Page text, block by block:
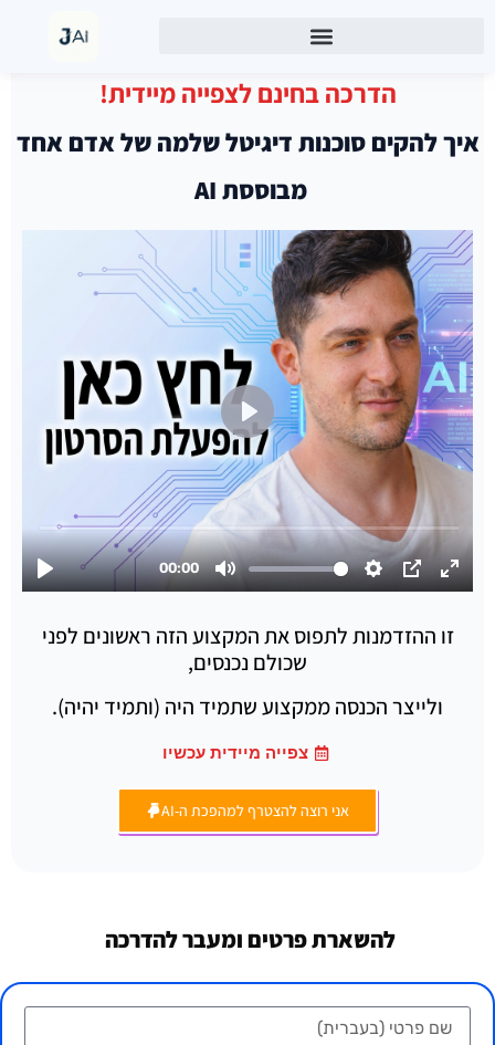
הדרכה בחינם לצפייה מיידית!
איך להקים סוכנות דיגיטל שלמה של אדם אחד
מבוססת AI
זו ההזדמנות לתפוס את המקצוע הזה ראשונים לפני
שכולם נכנסים,
ולייצר הכנסה ממקצוע שתמיד היה (ותמיד יהיה).
צפייה מיידית עכשיו
אני רוצה להצטרף למהפכת ה-AI
להשארת פרטים ומעבר להדרכה